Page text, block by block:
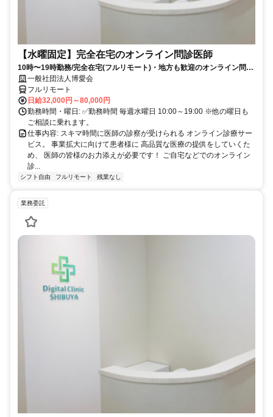
【水曜固定】完全在宅のオンライン問診医師
10時〜19時勤務/完全在宅(フルリモート)・地方も歓迎のオンライン問診
業務一般社団法人博愛会
フルリモート
日給32,000円～80,000円
勤務時間・曜日: ✅勤務時間 毎週水曜日 10:00～19:00 ※他の曜日も
ご相談に乗れます。
仕事内容: スキマ時間に医師の診察が受けられる オンライン診療サー
ビス。 事業拡大に向けて患者様に 高品質な医療の提供をしていくた
め、 医師の皆様のお力添えが必要です！ ご自宅などでのオンライン
診...
シフト自由 フルリモート 残業なし
業務委託